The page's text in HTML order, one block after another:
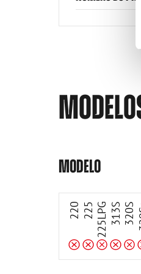
MODELO
220
Incompatível
225
Incompatível
225LPG
Incompatível
313S 320S